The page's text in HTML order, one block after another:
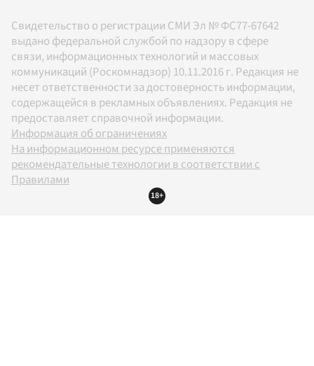
Свидетельство о регистрации СМИ Эл № ФС77-67642
выдано федеральной службой по надзору в сфере
связи, информационных технологий и массовых
коммуникаций (Роскомнадзор) 10.11.2016 г. Редакция не
несет ответственности за достоверность информации,
содержащейся в рекламных объявлениях. Редакция не
предоставляет справочной информации.
Информация об ограничениях
На информационном ресурсе применяются
рекомендательные технологии в соответствии с
Правилами
18+